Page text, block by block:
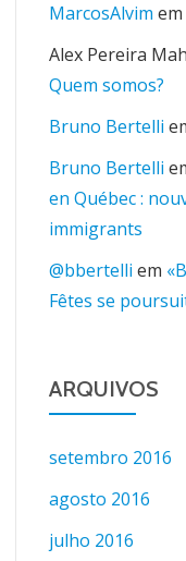
MarcosAlvim em
Alex Pereira
Quem somos?
Bruno Bertelli
Bruno Bertelli
en Québec :
immigrants
@bbertelli em
Fêtes se
ARQUIVOS
setembro 2016
agosto 2016
julho 2016